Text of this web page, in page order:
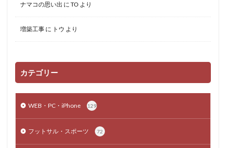
ナマコの思い出 に TO より
増築工事 に トウ より
カテゴリー
WEB・PC・iPhone 129
フットサル・スポーツ 72